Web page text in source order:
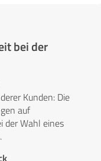
bei der
Kunden: Die
auf
der Wahl eines